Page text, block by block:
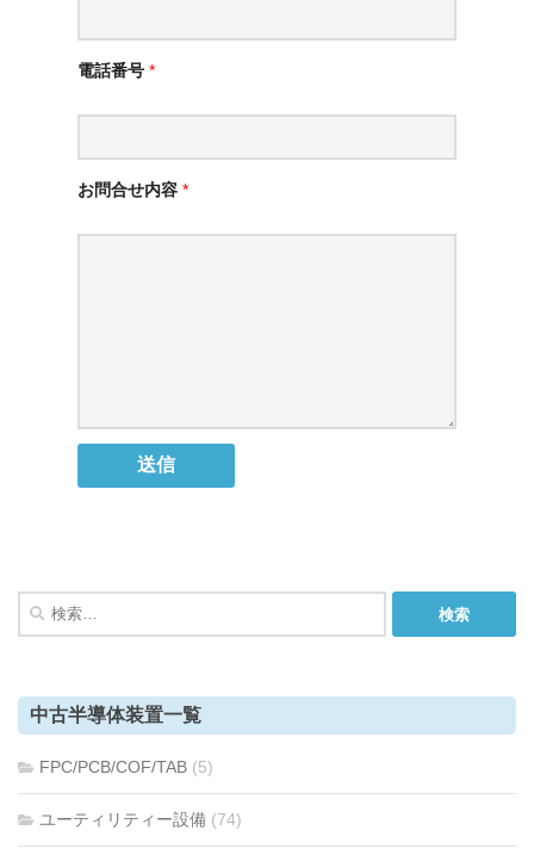
電話番号 *
お問合せ内容 *
検
索:
中古半導体装置一覧
FPC/PCB/COF/TAB (5)
ユーティリティー設備 (74)